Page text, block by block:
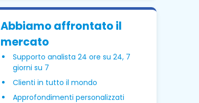
Abbiamo affrontato il
mercato
Supporto analista 24 ore su 24, 7
giorni su 7
Clienti in tutto il mondo
Approfondimenti personalizzati